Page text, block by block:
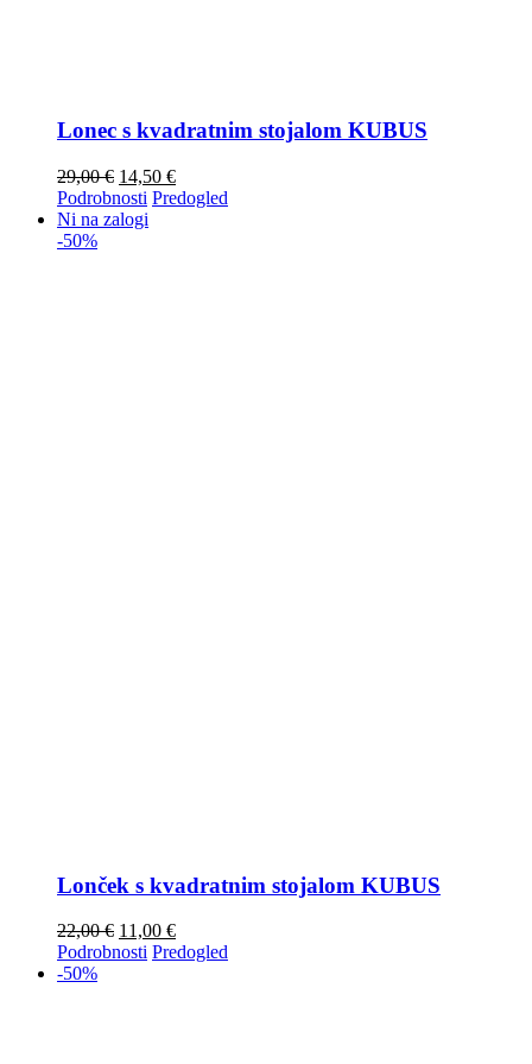
Lonec s kvadratnim stojalom KUBUS
29,00€ 14,50 €
Podrobnosti Predogled
Ni na zalogi
-50%
Lonček s kvadratnim stojalom KUBUS
22,00€ 11,00 €
Podrobnosti Predogled
-50%